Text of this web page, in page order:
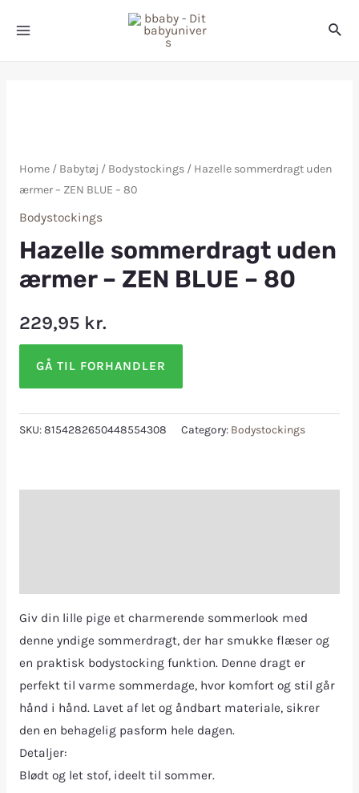
Home/ Babytøj / Bodystockings/ Hazelle sommerdragt uden
ærmer – ZEN BLUE – 80
Bodystockings
Hazelle sommerdragt uden
ærmer – ZEN BLUE – 80
229,95 kr.
GÅ TIL FORHANDLER
SKU:8154282650448554308 Category: Bodystockings
Giv din lille pige et charmerende sommerlook med
denne yndige sommerdragt, der har smukke flæser og
en praktisk bodystocking funktion. Denne dragt er
perfekt til varme sommerdage, hvor komfort og stil går
hånd i hånd. Lavet af let og åndbart materiale, sikrer
den en behagelig pasform hele dagen.
Detaljer:
Blødt og let stof, ideelt til sommer.